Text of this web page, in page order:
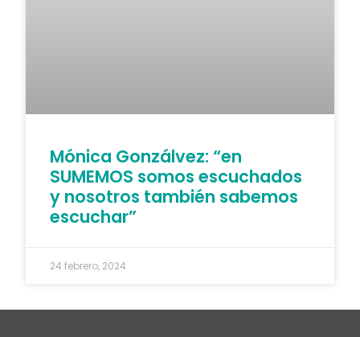
Mónica Gonzálvez: “en
SUMEMOS somos escuchados
y nosotros también sabemos
escuchar”
24 febrero, 2024